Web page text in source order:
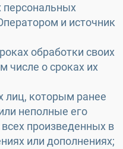
персональных
и источник
обработки своих
числе о сроках их
лиц, которым ранее
неполные его
произведенных в
или дополнениях;